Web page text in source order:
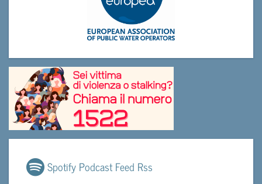
Spotify Podcast Feed Rss